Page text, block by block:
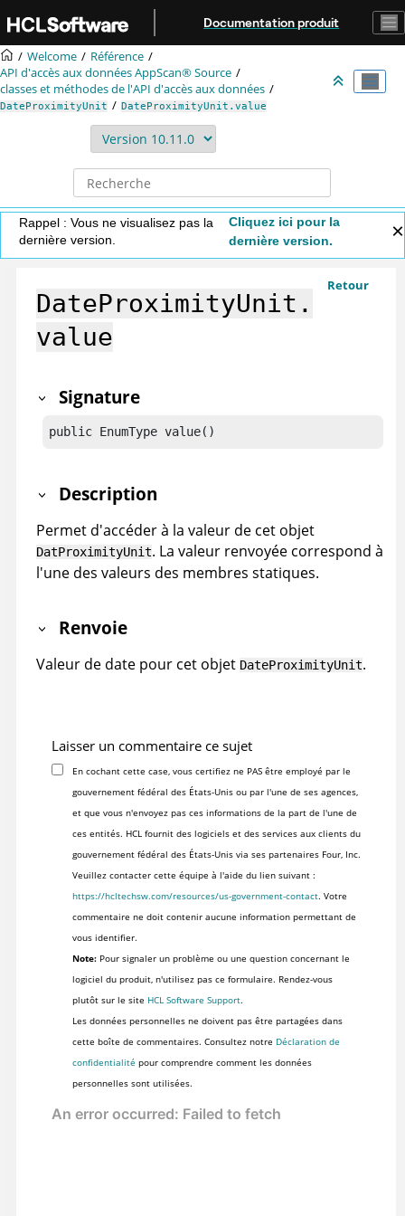
Aller au contenu principal
Documentation produit
Welcome
Référence
API d'accès aux donnéesAppScan® Source
classes et méthodes de l'API d'accès aux données
DateProximityUnit DateProximityUnit.value
Rappel : Vous ne visualisez pas la
dernière version.
Cliquez ici pour la
dernière version.
Retour
DateProximityUnit.
value
Signature
public EnumType value()
Description
Permet d'accéder à la valeur de cet objet
DatProximityUnit. La valeur renvoyée correspond à
l'une des valeurs des membres statiques.
Renvoie
Valeur de date pour cet objet DateProximityUnit.
Laisser un commentaire ce sujet
En cochant cette case, vous certifiez ne PAS être employé par le
gouvernement fédéral des États-Unis ou par l'une de ses agences,
et que vous n'envoyez pas ces informations de la part de l'une de
ces entités. HCL fournit des logiciels et des services aux clients du
gouvernement fédéral des États-Unis via ses partenaires Four, Inc.
Veuillez contacter cette équipe à l'aide du lien suivant :
https://hcltechsw.com/resources/us-government-contact. Votre
commentaire ne doit contenir aucune information permettant de
vous identifier.
Note:Pour signaler un problème ou une question concernant le
logiciel du produit, n'utilisez pas ce formulaire. Rendez-vous
plutôt sur le site HCL Software Support.
Les données personnelles ne doivent pas être partagées dans
cette boîte de commentaires. Consultez notre Déclaration de
confidentialité pour comprendre comment les données
personnelles sont utilisées.